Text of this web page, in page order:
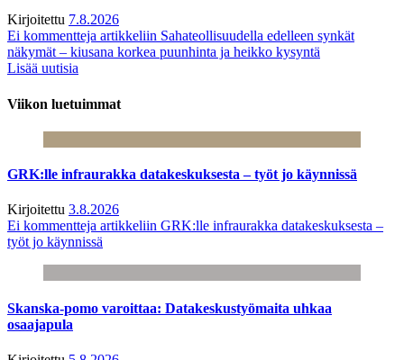
Kirjoitettu 7.8.2026
Ei kommentteja artikkeliin Sahateollisuudella edelleen synkät
näkymät – kiusana korkea puunhinta ja heikko kysyntä
Lisää uutisia
Viikon luetuimmat
GRK:lle infraurakka datakeskuksesta – työt jo käynnissä
Kirjoitettu 3.8.2026
Ei kommentteja artikkeliin GRK:lle infraurakka datakeskuksesta –
työt jo käynnissä
Skanska-pomo varoittaa: Datakeskustyömaita uhkaa
osaajapula